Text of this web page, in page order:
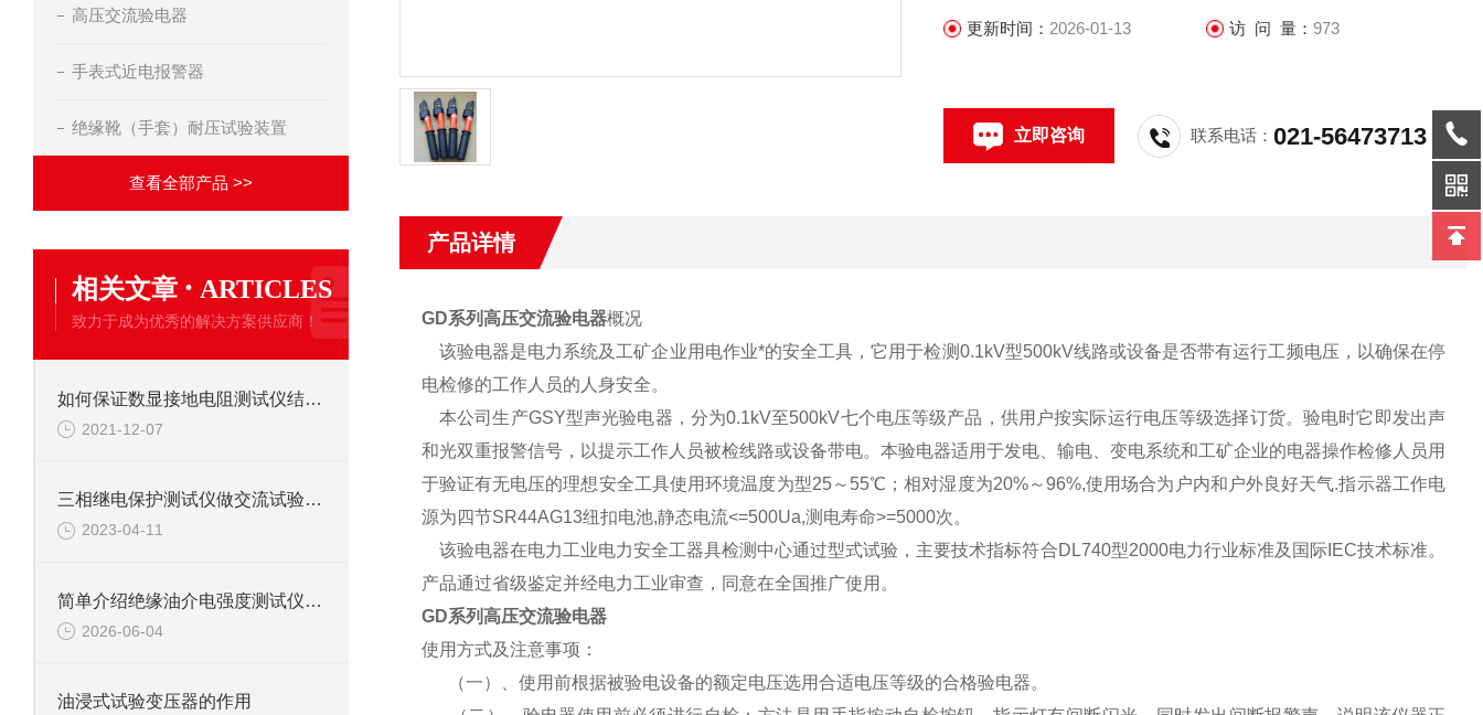
高压交流验电器
手表式近电报警器
绝缘靴（手套）耐压试验装置
查看全部产品 >>
相关文章 · ARTICLES
致力于成为优秀的解决方案供应商！
如何保证数显接地电阻测试仪结果的准确性
2021-12-07
三相继电保护测试仪做交流试验测试的使用方法
2023-04-11
简单介绍绝缘油介电强度测试仪功能
2026-06-04
油浸式试验变压器的作用
更新时间： 2026-01-13 访 问 量： 973
立即咨询 联系电话：021-56473713
产品详情
GD系列高压交流验电器概况
该验电器是电力系统及工矿企业用电作业*的安全工具，它用于检测0.1kV型500kV线路或设备是否带有运行工频电压，以确保在停
电检修的工作人员的人身安全。
本公司生产GSY型声光验电器，分为0.1kV至500kV七个电压等级产品，供用户按实际运行电压等级选择订货。验电时它即发出声
和光双重报警信号，以提示工作人员被检线路或设备带电。本验电器适用于发电、输电、变电系统和工矿企业的电器操作检修人员用
于验证有无电压的理想安全工具使用环境温度为型25～55℃；相对湿度为20%～96%,使用场合为户内和户外良好天气.指示器工作电
源为四节SR44AG13纽扣电池,静态电流<=500Ua,测电寿命>=5000次。
该验电器在电力工业电力安全工器具检测中心通过型式试验，主要技术指标符合DL740型2000电力行业标准及国际IEC技术标准。
产品通过省级鉴定并经电力工业审查，同意在全国推广使用。
GD系列高压交流验电器
使用方式及注意事项：
（一）、使用前根据被验电设备的额定电压选用合适电压等级的合格验电器。